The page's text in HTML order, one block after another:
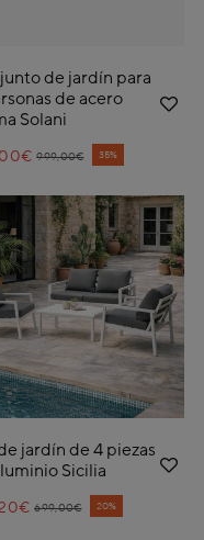
de jardín para
de acero
Solani
Price reduced from
999,00€
to 35%
jardín de 4 piezas
Sicilia
Price reduced from
699,00€
to 20%